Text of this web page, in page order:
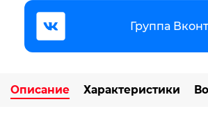
Группа
Описание Характеристики